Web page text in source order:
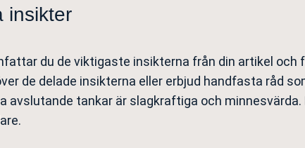
insikter
du de viktigaste insikterna från din artikel
de delade insikterna eller erbjud handfasta råd
avslutande tankar är slagkraftiga och